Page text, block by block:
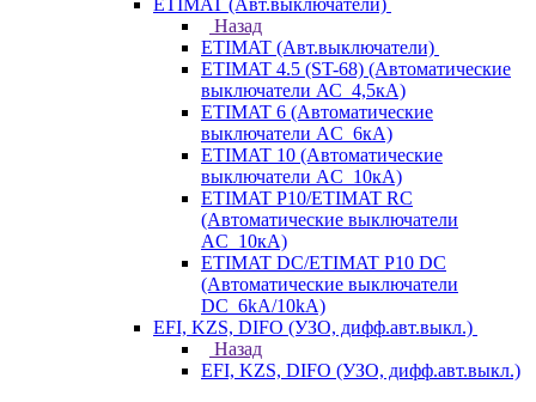
ETIMAT (Авт.выключатели)
Назад
ETIMAT (Авт.выключатели)
ETIMAT 4.5 (ST-68) (Автоматические
выключатели АС_4,5кА)
ETIMAT 6 (Автоматические
выключатели AC_6кА)
ETIMAT 10 (Автоматические
выключатели AC_10кА)
ETIMAT P10/ETIMAT RC
(Автоматические выключатели
AC_10кА)
ETIMAT DC/ETIMAT P10 DC
(Автоматические выключатели
DC_6kA/10kA)
EFI, KZS, DIFO (УЗО, дифф.авт.выкл.)
Назад
EFI, KZS, DIFO (УЗО, дифф.авт.выкл.)